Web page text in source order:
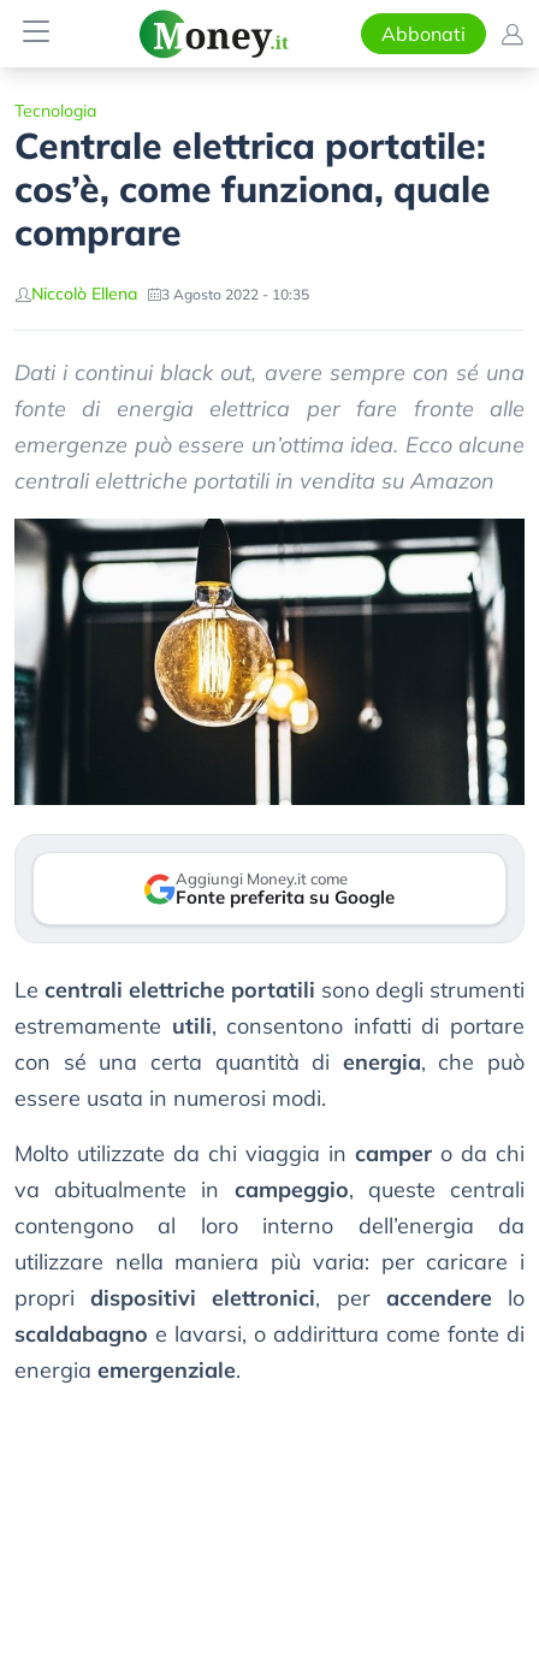
Abbonati
Tecnologia
Centrale elettrica portatile:
cos’è, come funziona, quale
comprare
Niccolò Ellena 3 Agosto 2022 - 10:35
Dati i continui black out, avere sempre con sé una
fonte di energia elettrica per fare fronte alle
emergenze può essere un’ottima idea. Ecco alcune
centrali elettriche portatili in vendita su Amazon
Aggiungi Money.it come
Fonte preferita su Google
Le centrali elettriche portatili sono degli strumenti
estremamente utili, consentono infatti di portare
con sé una certa quantità di energia, che può
essere usata in numerosi modi.
Molto utilizzate da chi viaggia in camper o da chi
va abitualmente in campeggio, queste centrali
contengono al loro interno dell’energia da
utilizzare nella maniera più varia: per caricare i
propridispositivi elettronici, per accenderelo
scaldabagno e lavarsi, o addirittura come fonte di
energia emergenziale.